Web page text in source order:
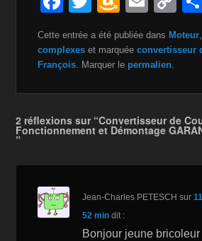
c
e
b
o
o
k
tt
er
a
z
o
n
W
is
Li
st
ail p
Li
n
k
Cette entrée a été publiée dans Moteur
complexes et marquéeconvertisseur
François . Marquer le permalien
2 réflexions sur “Convertisseur de
Fonctionnement et Démontage
”
Jean-Charles PETESCH sur
52 min dit :
Bonjour jeune